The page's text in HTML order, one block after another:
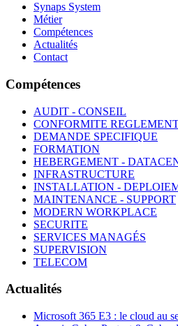
Synaps System
Métier
Compétences
Actualités
Contact
Compétences
AUDIT - CONSEIL
CONFORMITE
DEMANDE SPECIFIQUE
FORMATION
HEBERGEMENT -
INFRASTRUCTURE
INSTALLATION -
MAINTENANCE - SUPPORT
MODERN WORKPLACE
SECURITE
SERVICES MANAGÉS
SUPERVISION
TELECOM
Actualités
Microsoft 365 E3 : le cloud au